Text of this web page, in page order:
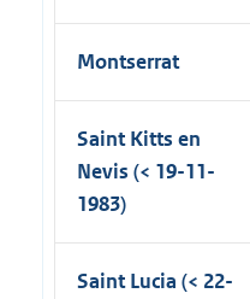
Montserrat
Saint Kitts en
Nevis (< 19-11-
1983)
Saint Lucia (< 22-